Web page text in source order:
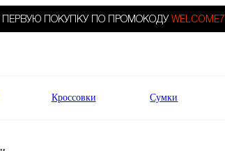
ПЕРВУЮ ПОКУПКУ ПО ПРОМОКОДУ WELCOME7.
Кроссовки Сумки